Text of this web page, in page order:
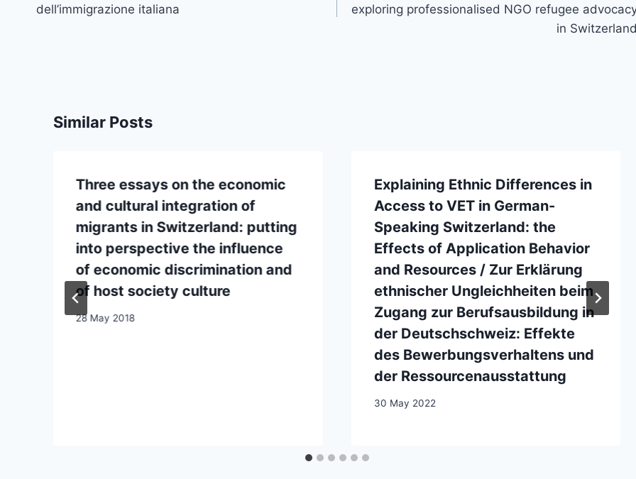
dell’immigrazione italiana
exploring professionalised NGO refugee
in Switzerland
Similar Posts
Three essays on the economic
and cultural integration of
migrants in Switzerland: putting
into perspective the influence
of economic discrimination and
of host society culture
28 May 2018
Explaining Ethnic Differences in
Access to VET in German-
Speaking Switzerland: the
Effects of Application Behavior
and Resources / Zur Erklärung
ethnischer Ungleichheiten beim
Zugang zur Berufsausbildung in
der Deutschschweiz: Effekte
des Bewerbungsverhaltens und
der Ressourcenausstattung
30 May 2022